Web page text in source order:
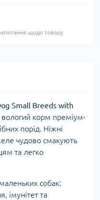
щодо товару
Small Breeds with
корм преміум-
порід. Ніжні
чудово смакують
та легко
собак:
імунітет та